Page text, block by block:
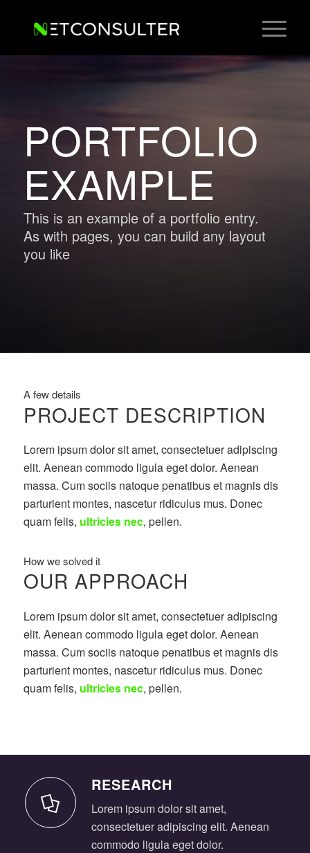
PORTFOLIO
EXAMPLE
This is an example of a portfolio entry.
As with pages, you can build any layout
you like
A few details
PROJECT DESCRIPTION
Lorem ipsum dolor sit amet, consectetuer adipiscing
elit. Aenean commodo ligula eget dolor. Aenean
massa. Cum sociis natoque penatibus et magnis dis
parturient montes, nascetur ridiculus mus. Donec
quam felis, ultricies nec, pellen.
How we solved it
OUR APPROACH
Lorem ipsum dolor sit amet, consectetuer adipiscing
elit. Aenean commodo ligula eget dolor. Aenean
massa. Cum sociis natoque penatibus et magnis dis
parturient montes, nascetur ridiculus mus. Donec
quam felis, ultricies nec, pellen.
RESEARCH
Lorem ipsum dolor sit amet,
consectetuer adipiscing elit. Aenean
commodo ligula eget dolor.